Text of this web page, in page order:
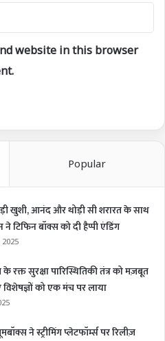
website in this browser
Popular
खुशी, आनंद और थोड़ी सी शरारत के साथ
टिफिन बॉक्स को दी हैप्पी एंडिंग
रक्त सुरक्षा पारिस्थितिकी तंत्र को मज़बूत
को एक मंच पर लाया
ने स्ट्रीमिंग प्लेटफॉर्म्स पर रिलीज़